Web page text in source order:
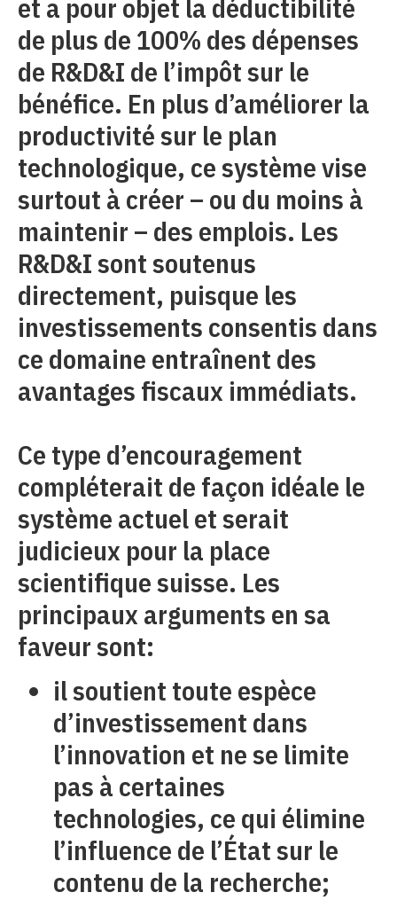
et a pour objet la déductibilité
de plus de 100% des dépenses
de R&D&I de l’impôt sur le
bénéfice. En plus d’améliorer la
productivité sur le plan
technologique, ce système vise
surtout à créer – ou du moins à
maintenir – des emplois. Les
R&D&I sont soutenus
directement, puisque les
investissements consentis dans
ce domaine entraînent des
avantages fiscaux immédiats.
Ce type d’encouragement
compléterait de façon idéale le
système actuel et serait
judicieux pour la place
scientifique suisse. Les
principaux arguments en sa
faveur sont:
il soutient toute espèce
d’investissement dans
l’innovation et ne se limite
pas à certaines
technologies, ce qui élimine
l’influence de l’État sur le
contenu de la recherche;